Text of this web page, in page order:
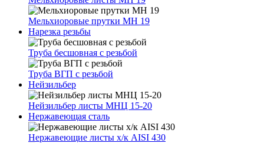
Мельхиоровые прутки МН 19
Нарезка резьбы
Труба бесшовная с резьбой
Труба ВГП с резьбой
Нейзильбер
Нейзильбер листы МНЦ 15-20
Нержавеющая сталь
Нержавеющие листы х/к AISI 430